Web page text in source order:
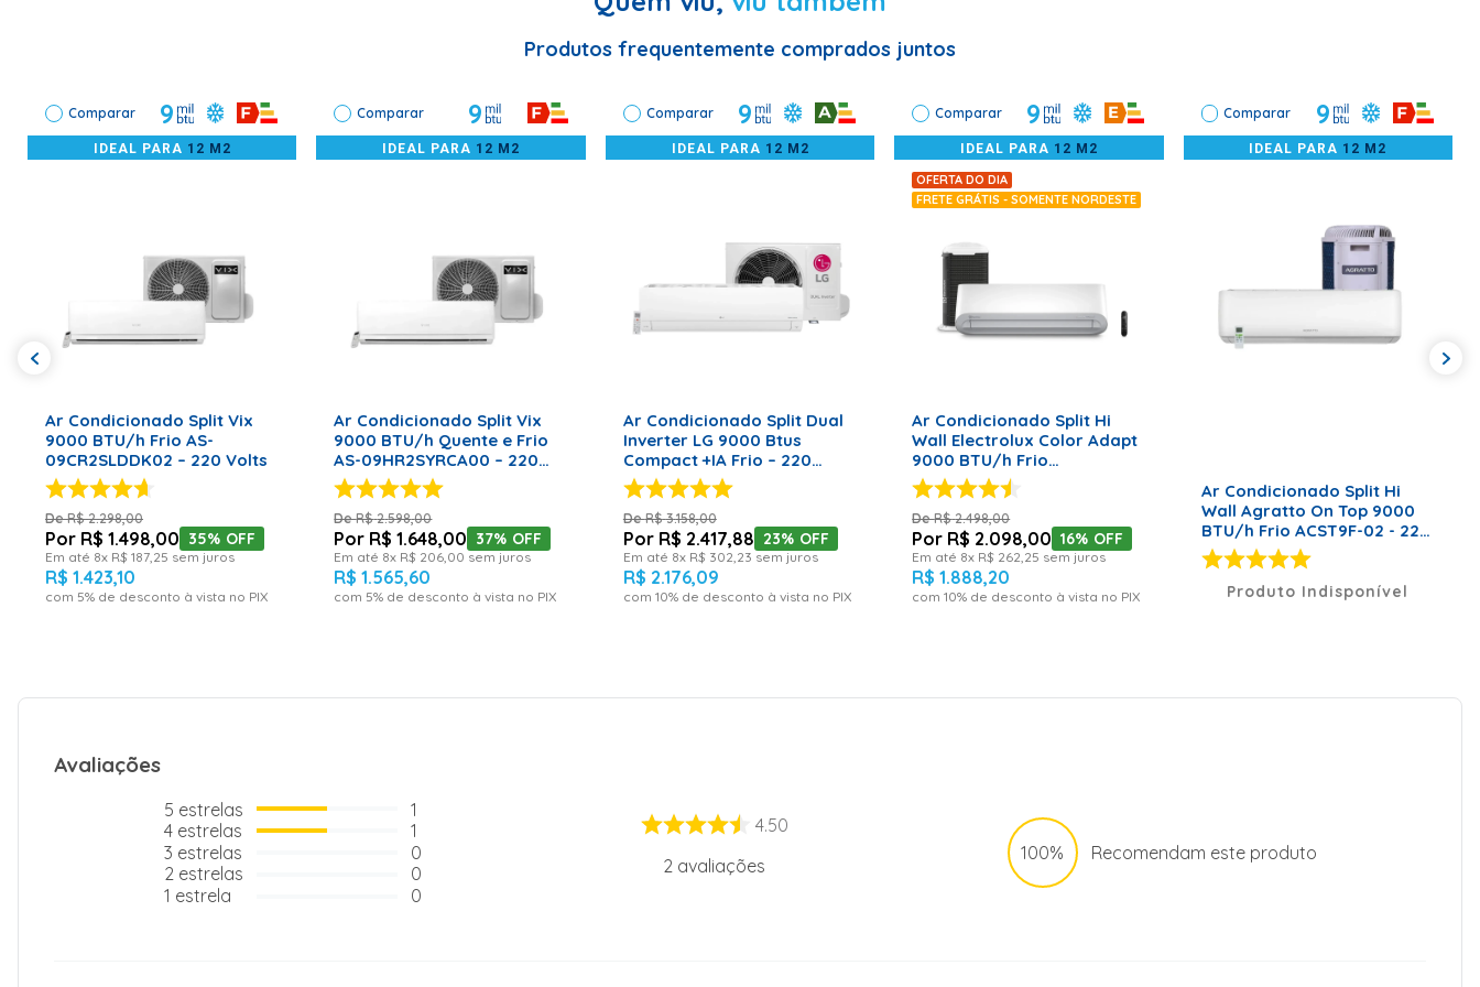
Os cuidados para se evitar que a ventilação do aparelho seja obstruída;
É importante lembrar que a instalação deve sempre ser acompanhada por profissionais habilitados.
Produtos frequentemente comprados juntos
Comparar 9
IDEAL PARA 12 M2
Ar Condicionado Split Vix
9000 BTU/h Frio AS-
09CR2SLDDK02 – 220 Volts
R$ 2.298,00
R$ 1.498,00 35% OFF
Em até 8x R$ 187 25 sem juros
R$ 1.423,10
com 5% de desconto à vista no PIX
Comparar 9
IDEAL PARA 12 M2
Ar Condicionado Split Vix
9000 BTU/h Quente e Frio
AS-09HR2SYRCA00 – 220
Volts
R$ 2.598,00
R$ 1.648,00 37% OFF
Em até 8x R$ 206 00 sem juros
R$ 1.565,60
com 5% de desconto à vista no PIX
Comparar 9
IDEAL PARA 12 M2
Ar Condicionado Split Dual
Inverter LG 9000 Btus
Compact +IA Frio – 220
Volts
R$ 3.158,00
R$ 2.417,88 23% OFF
Em até 8x R$ 302 23 sem juros
R$ 2.176,09
com 10% de desconto à vista no PIX
Comparar 9
IDEAL PARA 12 M2
OFERTA DO DIA
FRETE GRÁTIS - SOMENTE NORDESTE
Ar Condicionado Split Hi
Wall Electrolux Color Adapt
9000 BTU/h Frio
3109IFBA206 – 220 Volts
R$ 2.498,00
R$ 2.098,00 16% OFF
Em até 8x R$ 262 25 sem juros
R$ 1.888,20
com10% de desconto à vista no PIX
Comparar 9
IDEAL PARA 12 M2
Ar Condicionado Split Hi
Wall Agratto On Top 9000
BTU/h Frio ACST9F-02 - 220
Volts
Produto Indisponível
Avaliações
5 estrelas
4 estrelas
3 estrelas
2 estrelas
1 estrela
1
1
0
0
0
4.50
2 avaliações
100% Recomendam este produto